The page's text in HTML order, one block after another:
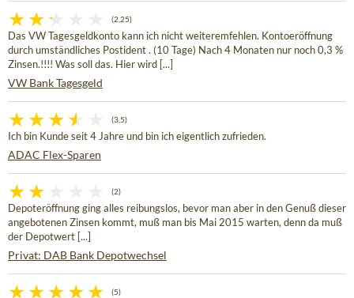
(2,25)
Das VW Tagesgeldkonto kann ich nicht weiteremfehlen. Kontoeröffnung
durch umständliches Postident . (10 Tage) Nach 4 Monaten nur noch 0,3 %
Zinsen.!!!! Was soll das. Hier wird [...]
VW Bank Tagesgeld
(3,5)
Ich bin Kunde seit 4 Jahre und bin ich eigentlich zufrieden.
ADAC Flex-Sparen
(2)
Depoteröffnung ging alles reibungslos, bevor man aber in den Genuß dieser
angebotenen Zinsen kommt, muß man bis Mai 2015 warten, denn da muß
der Depotwert [...]
Privat: DAB Bank Depotwechsel
(5)